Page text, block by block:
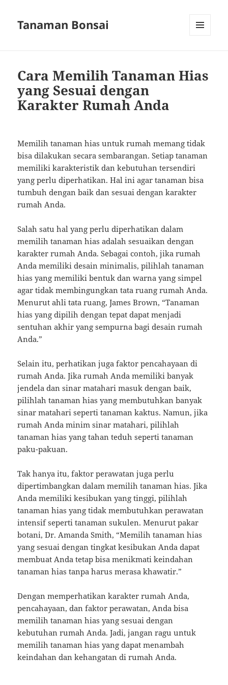
Tanaman Bonsai
Cara Memilih Tanaman Hias
yang Sesuai dengan
Karakter Rumah Anda
Memilih tanaman hias untuk rumah memang tidak
bisa dilakukan secara sembarangan. Setiap tanaman
memiliki karakteristik dan kebutuhan tersendiri
yang perlu diperhatikan. Hal ini agar tanaman bisa
tumbuh dengan baik dan sesuai dengan karakter
rumah Anda.
Salah satu hal yang perlu diperhatikan dalam
memilih tanaman hias adalah sesuaikan dengan
karakter rumah Anda. Sebagai contoh, jika rumah
Anda memiliki desain minimalis, pilihlah tanaman
hias yang memiliki bentuk dan warna yang simpel
agar tidak membingungkan tata ruang rumah Anda.
Menurut ahli tata ruang, James Brown, “Tanaman
hias yang dipilih dengan tepat dapat menjadi
sentuhan akhir yang sempurna bagi desain rumah
Anda.”
Selain itu, perhatikan juga faktor pencahayaan di
rumah Anda. Jika rumah Anda memiliki banyak
jendela dan sinar matahari masuk dengan baik,
pilihlah tanaman hias yang membutuhkan banyak
sinar matahari seperti tanaman kaktus. Namun, jika
rumah Anda minim sinar matahari, pilihlah
tanaman hias yang tahan teduh seperti tanaman
paku-pakuan.
Tak hanya itu, faktor perawatan juga perlu
dipertimbangkan dalam memilih tanaman hias. Jika
Anda memiliki kesibukan yang tinggi, pilihlah
tanaman hias yang tidak membutuhkan perawatan
intensif seperti tanaman sukulen. Menurut pakar
botani, Dr. Amanda Smith, “Memilih tanaman hias
yang sesuai dengan tingkat kesibukan Anda dapat
membuat Anda tetap bisa menikmati keindahan
tanaman hias tanpa harus merasa khawatir.”
Dengan memperhatikan karakter rumah Anda,
pencahayaan, dan faktor perawatan, Anda bisa
memilih tanaman hias yang sesuai dengan
kebutuhan rumah Anda. Jadi, jangan ragu untuk
memilih tanaman hias yang dapat menambah
keindahan dan kehangatan di rumah Anda.